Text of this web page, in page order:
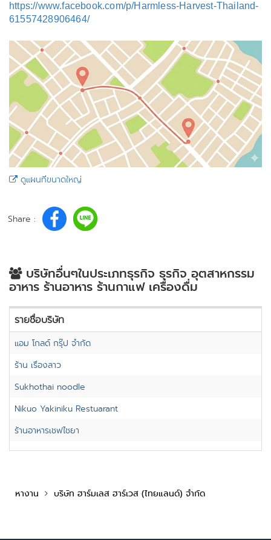
https://www.facebook.com/p/Harmless-Harvest-Thailand-
61557428906464/
ดูแผนที่ขนาดใหญ่
Share :
บริษัทอื่นๆในประเภทธุรกิจ ธุรกิจ อุตสาหกรรม
อาหาร ร้านอาหาร ร้านกาแฟ เครื่องดื่ม
รายชื่อบริษัท
แอม โกลด์ กรุ๊ป จำกัด
ร้าน เรื่องลาว
Sukhothai noodle
Nikuo Yakiniku Restuarant
ร้านอาหารเชฟไชยา
หางาน บริษัท ฮาร์มเลส ฮาร์เวส (ไทยแลนด์) จำกัด